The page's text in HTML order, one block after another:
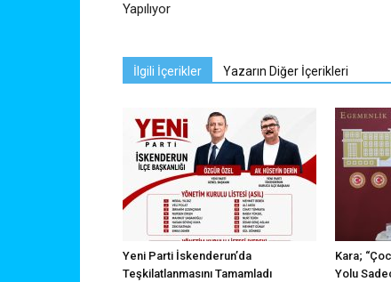
Yapılıyor
İlgili İçerikler Yazarın Diğer İçerikleri
Yeni Parti İskenderun’da
Teşkilatlanmasını Tamamladı
Kara;
Yolu